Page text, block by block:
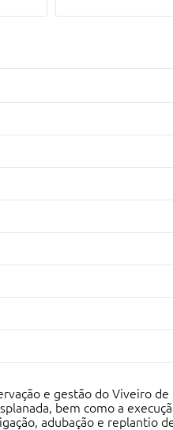
e gestão do Viveiro
bem como a
adubação e replantio